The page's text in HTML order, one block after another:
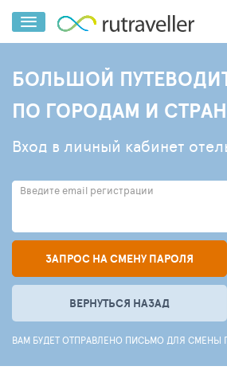
БОЛЬШОЙ
ПО ГОРОДАМ И
Вход в личный кабинет
Введите email регистрации
ЗАПРОС НА СМЕНУ ПАРОЛЯ
ВЕРНУТЬСЯ НАЗАД
ВАМ БУДЕТ ОТПРАВЛЕНО ПИСЬМО ДЛЯ СМЕНЫ